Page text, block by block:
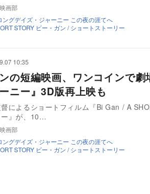
画部
ングデイズ・ジャーニー この夜の涯てへ
STORY ビー・ガン / ショートストーリー
10:35
の短編映画、ワンコインで
ニー』3D版再上映も
によるショートフィルム『Bi Gan / A
ー』が、10…
画部
ングデイズ・ジャーニー この夜の涯てへ
STORY ビー・ガン / ショートストーリー